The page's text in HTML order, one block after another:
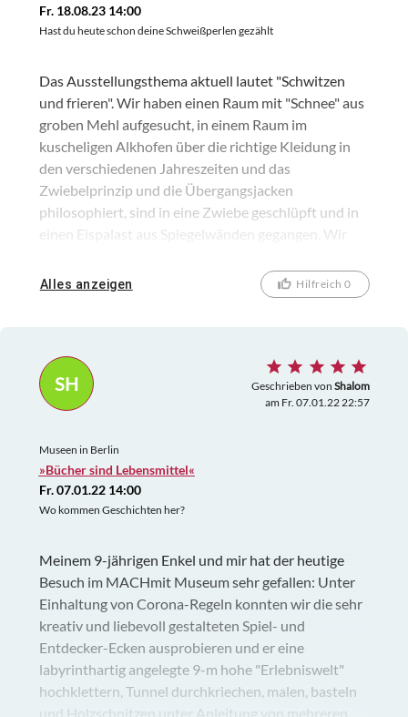
Fr. 18.08.23 14:00
Hast du heute schon deine Schweißperlen gezählt
Das Ausstellungsthema aktuell lautet "Schwitzen
und frieren". Wir haben einen Raum mit "Schnee" aus
groben Mehl aufgesucht, in einem Raum im
kuscheligen Alkhofen über die richtige Kleidung in
den verschiedenen Jahreszeiten und das
Zwiebelprinzip und die Übergangsjacken
philosophiert, sind in eine Zwiebe geschlüpft und in
einen Eispalast aus Spiegelwänden gegangen. Wir
benötigt. Wir haben mit Regenbogen Spielzeug
gespielt und erfahren, wie er entsteht der
gelernt, wie ein Kind sich im Mutterleib langsam
entwickelt und wie es im Mutterleib monatelang lebt
und heran-wächst. In der Etage kann man in
dritten Etage ist eine sehr schöne und gemütliche
Kinderbibliothek. Man hat überalle einen freien,
unverbauten Blick in den ehemaligen großen
Kirchen-Innenraum, was sehr schön ist.
Alles anzeigen Hilfreich 0
SH Geschrieben von Shalom
am Fr. 07.01.22 22:57
Museen in Berlin
»Bücher sind Lebensmittel«
Fr. 07.01.22 14:00
Wo kommen Geschichten her?
Meinem 9-jährigen Enkel und mir hat der heutige
Besuch im MACHmit Museum sehr gefallen: Unter
Einhaltung von Corona-Regeln konnten wir die sehr
kreativ und liebevoll gestalteten Spiel- und
Entdecker-Ecken ausprobieren und er eine
labyrinthartig angelegte 9-m hohe "Erlebniswelt"
hochklettern, Tunnel durchkriechen, malen, basteln
und Holzschnitzen unter Anleitung von mehreren